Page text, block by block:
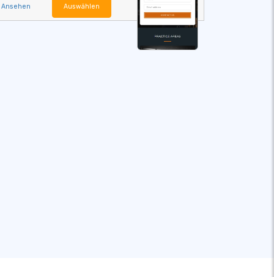
Ansehen Auswählen